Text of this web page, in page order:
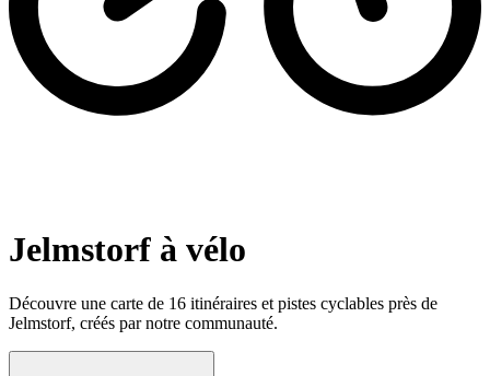
Jelmstorf à vélo
Découvre une carte de 16 itinéraires et pistes cyclables près de
Jelmstorf, créés par notre communauté.